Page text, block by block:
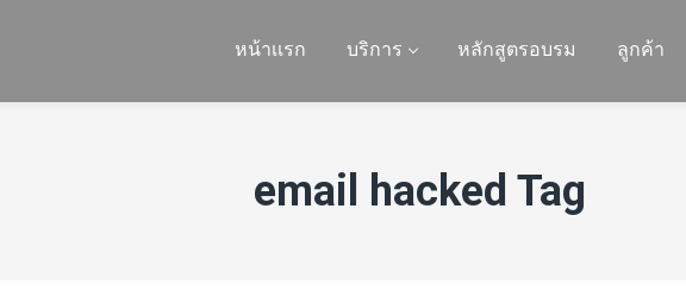
หน้าเเรก บริการ หลักสูตรอบรม ลูกค้า
email hacked Tag